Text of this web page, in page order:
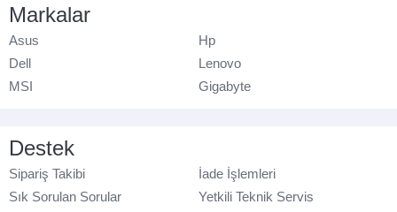
Markalar
Asus
Hp
Dell
Lenovo
MSI
Gigabyte
Destek
Sipariş Takibi
İade İşlemleri
Sık Sorulan Sorular
Yetkili Teknik Servis